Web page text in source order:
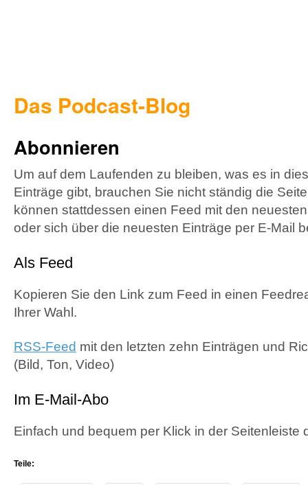
Das Podcast-Blog
Abonnieren
Um auf dem Laufenden zu bleiben, was es in
Einträge gibt, brauchen Sie nicht ständig die
können stattdessen einen Feed mit den
oder sich über die neuesten Einträge per E-Mail
Als Feed
Kopieren Sie den Link zum Feed in einen
Ihrer Wahl.
RSS-Feed mit den letzten zehn Einträgen und
(Bild, Ton, Video)
Im E-Mail-Abo
Einfach und bequem per Klick in der Seitenleiste
Teile: